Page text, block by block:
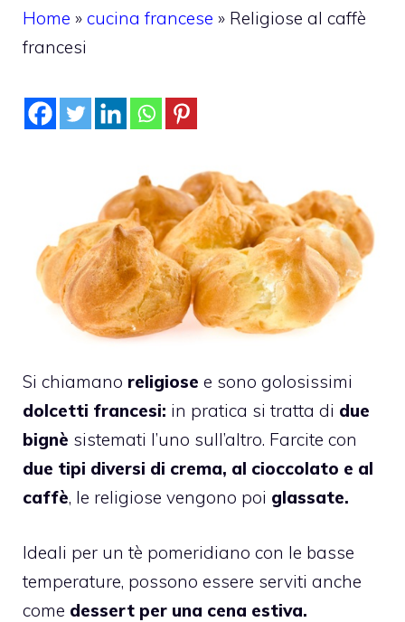
Home » cucina francese » Religiose al caffè
francesi
Si chiamano religiose e sono golosissimi
dolcetti francesi: in pratica si tratta di due
bignè sistemati l’uno sull’altro. Farcite con
due tipi diversi di crema, al cioccolato e al
caffè, le religiose vengono poi glassate.
Ideali per un tè pomeridiano con le basse
temperature, possono essere serviti anche
come dessert per una cena estiva.